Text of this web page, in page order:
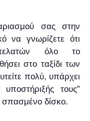
σας στην
να γνωρίζετε ότι
όλο το
στο ταξίδι των
πολύ, υπάρχει
τους”
σπασμένο δίσκο.